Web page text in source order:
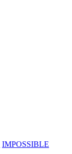
IMPOSSIBLE